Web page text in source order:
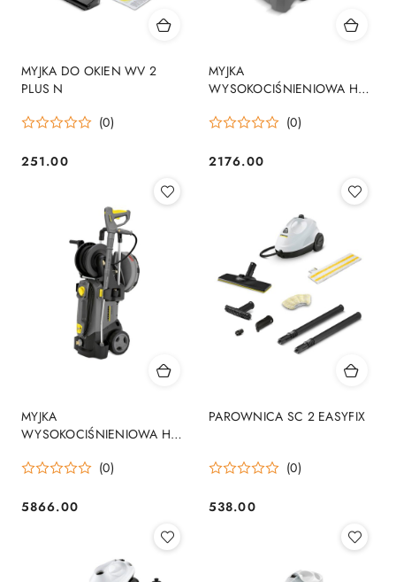
MYJKA DO OKIEN WV 2
PLUS N
(0)
Cena:
251.00
MYJKA
WYSOKOCIŚNIENIOWA HD
(0)
Cena:
2176.00
MYJKA
WYSOKOCIŚNIENIOWA HD
(0)
Cena:
5866.00
PAROWNICA SC 2 EASYFIX
(0)
Cena:
538.00